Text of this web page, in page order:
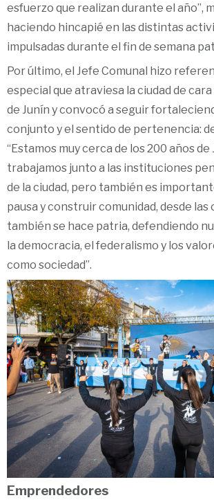
esfuerzo que realizan durante el año”,
haciendo hincapié en las distintas
impulsadas durante el fin de semana
Por último, el Jefe Comunal hizo
especial que atraviesa la ciudad de
de Junín y convocó a seguir
conjunto y el sentido de pertenencia:
“Estamos muy cerca de los 200 años de
trabajamos junto a las instituciones
de la ciudad, pero también es
pausa y construir comunidad, desde las
también se hace patria, defendiendo
la democracia, el federalismo y los
como sociedad”.
Emprendedores